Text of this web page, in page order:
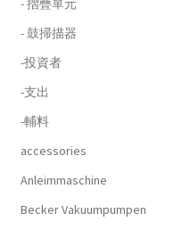
- 摺疊單元
- 鼓掃描器
-投資者
-支出
-輔料
accessories
Anleimmaschine
Becker Vakuumpumpen